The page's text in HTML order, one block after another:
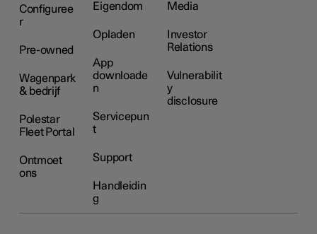
Configuree
r
Pre-owned
Wagenpark
& bedrijf
Polestar
Fleet Portal
Ontmoet
ons
Eigendom
Opladen
App
downloade
n
Servicepun
t
Support
Handleidin
g
Media
Investor
Relations
Vulnerabilit
y
disclosure